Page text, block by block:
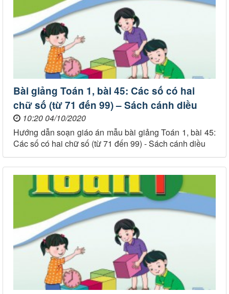
Bài giảng Toán 1, bài 45: Các số có hai
chữ số (từ 71 đến 99) – Sách cánh diều
10:20 04/10/2020
Hướng dẫn soạn giáo án mẫu bài giảng Toán 1, bài 45:
Các số có hai chữ số (từ 71 đến 99) - Sách cánh diều